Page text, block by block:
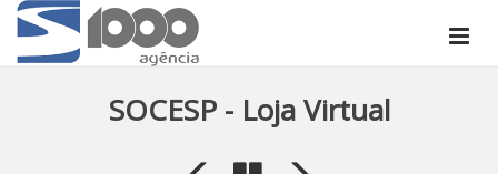
SOCESP - Loja Virtual